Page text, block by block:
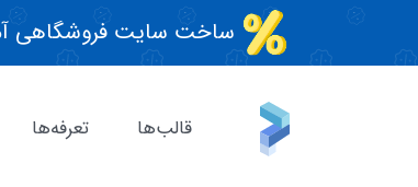
ساخت سایت فروشگاهی
قالب‌ها تعرفه‌ها